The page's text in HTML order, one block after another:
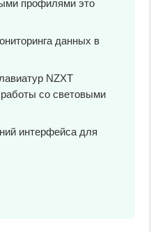
профилями это
данных в
NZXT
со световыми
интерфейса для